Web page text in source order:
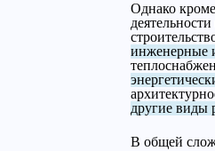
Однако
деятельности
инженерные
другие виды
В общей